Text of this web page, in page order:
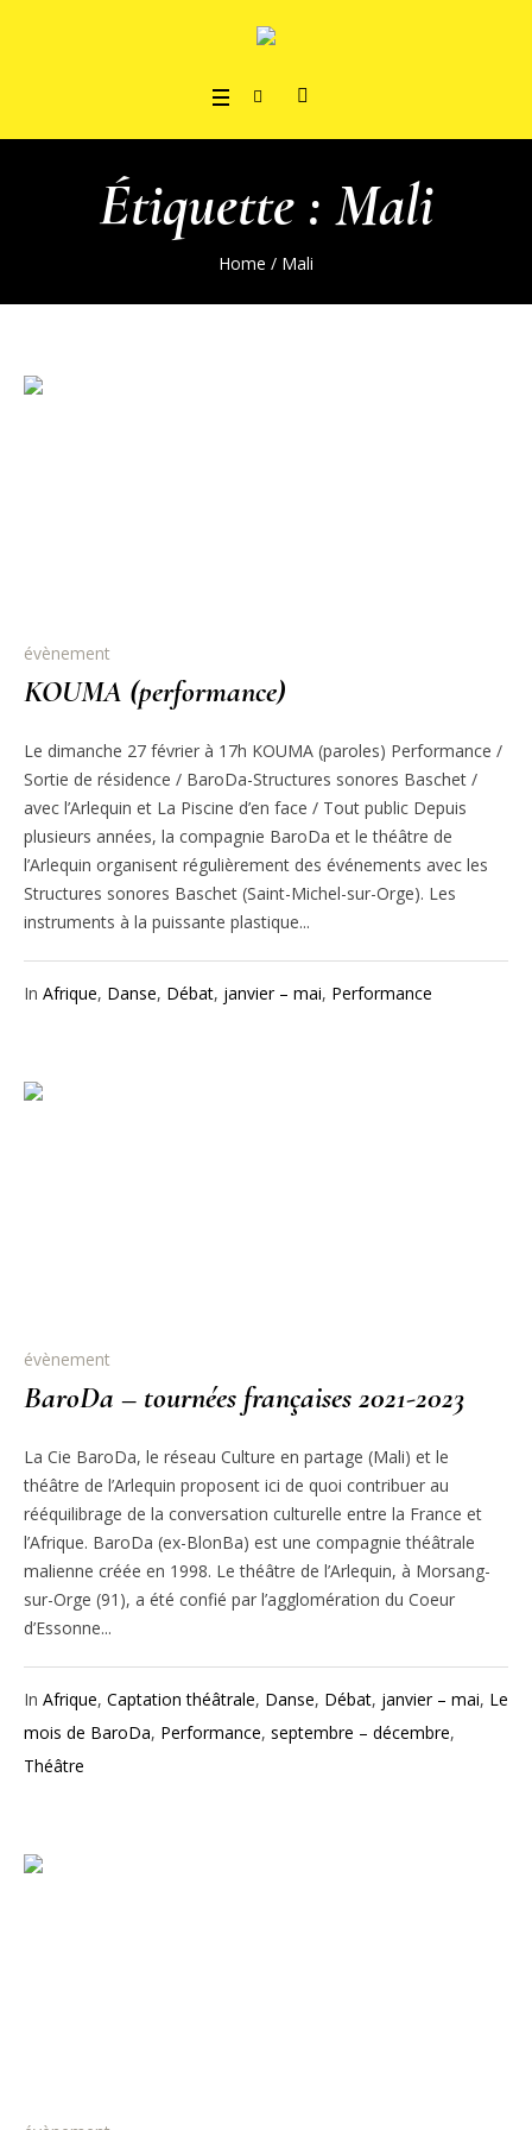
Étiquette : Mali
Home / Mali
évènement
KOUMA (performance)
Le dimanche 27 février à 17h KOUMA (paroles) Performance /
Sortie de résidence / BaroDa-Structures sonores Baschet /
avec l’Arlequin et La Piscine d’en face / Tout public Depuis
plusieurs années, la compagnie BaroDa et le théâtre de
l’Arlequin organisent régulièrement des événements avec les
Structures sonores Baschet (Saint-Michel-sur-Orge). Les
instruments à la puissante plastique...
In Afrique, Danse, Débat, janvier – mai, Performance
évènement
BaroDa – tournées françaises 2021-2023
La Cie BaroDa, le réseau Culture en partage (Mali) et le
théâtre de l’Arlequin proposent ici de quoi contribuer au
rééquilibrage de la conversation culturelle entre la France et
l’Afrique. BaroDa (ex-BlonBa) est une compagnie théâtrale
malienne créée en 1998. Le théâtre de l’Arlequin, à Morsang-
sur-Orge (91), a été confié par l’agglomération du Coeur
d’Essonne...
In Afrique, Captation théâtrale, Danse, Débat, janvier – mai, Le
mois de BaroDa, Performance, septembre – décembre,
Théâtre